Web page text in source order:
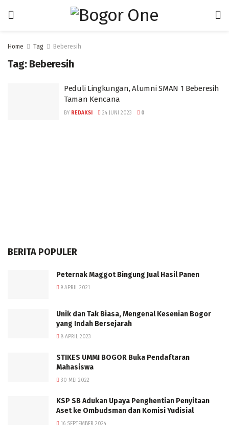
Home Tag Beberesih
Tag: Beberesih
Peduli Lingkungan, Alumni SMAN 1 Beberesih
Taman Kencana
BY REDAKSI 24 JUNI 2023 0
BERITA POPULER
Peternak Maggot Bingung Jual Hasil Panen
9 APRIL 2021
Unik dan Tak Biasa, Mengenal Kesenian Bogor
yang Indah Bersejarah
8 APRIL 2023
STIKES UMMI BOGOR Buka Pendaftaran
Mahasiswa
30 MEI 2022
KSP SB Adukan Upaya Penghentian Penyitaan
Aset ke Ombudsman dan Komisi Yudisial
16 SEPTEMBER 2024